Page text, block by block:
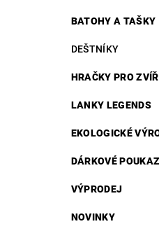
BATOHY A TAŠKY
DEŠTNÍKY
HRAČKY PRO
LANKY LEGENDS
EKOLOGICKÉ
DÁRKOVÉ
VÝPRODEJ
NOVINKY